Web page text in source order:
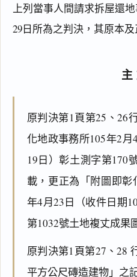
上列當事人間請求拆屋還
29日所為之判決，其原本及
原判決第1頁第25、26
化地政事務所105年2月
19日）彰土測字第170
載，更正為「附圖即彰
年4月23日（收件日期
第1032號土地複丈成果
原判決第1頁第27、28
平方公尺磚造建物」之